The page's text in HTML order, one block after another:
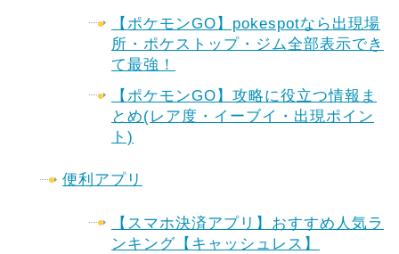
【ポケモンGO】pokespotなら出現場
所・ポケストップ・ジム全部表示でき
て最強！
【ポケモンGO】攻略に役立つ情報ま
とめ(レア度・イーブイ・出現ポイン
ト)
便利アプリ
【スマホ決済アプリ】おすすめ人気ラ
ンキング【キャッシュレス】